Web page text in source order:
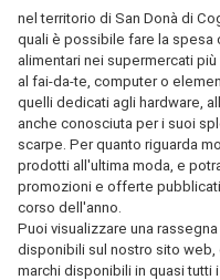
nel territorio di San Donà di
quali è possibile fare la spesa
alimentari nei supermercati
al fai-da-te, computer o
quelli dedicati agli hardware,
anche conosciuta per i suoi
scarpe. Per quanto riguarda
prodotti all'ultima moda, e
promozioni e offerte
corso dell'anno.
Puoi visualizzare una
disponibili sul nostro sito
marchi disponibili in quasi tutti